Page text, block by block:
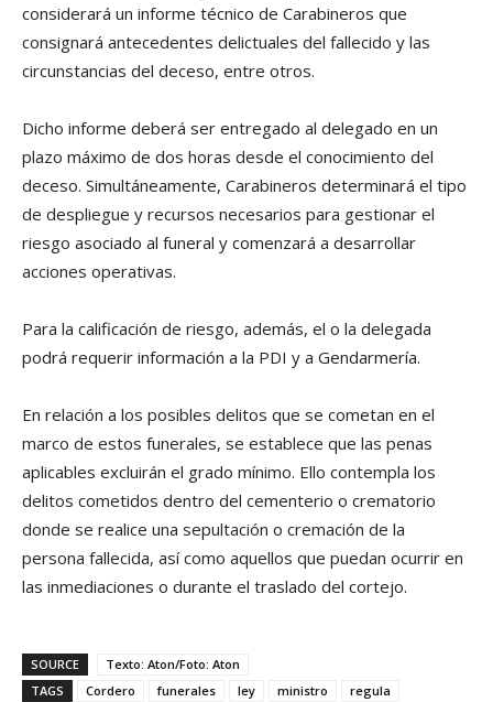
considerará un informe técnico de Carabineros que
consignará antecedentes delictuales del fallecido y las
circunstancias del deceso, entre otros.
Dicho informe deberá ser entregado al delegado en un
plazo máximo de dos horas desde el conocimiento del
deceso. Simultáneamente, Carabineros determinará el tipo
de despliegue y recursos necesarios para gestionar el
riesgo asociado al funeral y comenzará a desarrollar
acciones operativas.
Para la calificación de riesgo, además, el o la delegada
podrá requerir información a la PDI y a Gendarmería.
En relación a los posibles delitos que se cometan en el
marco de estos funerales, se establece que las penas
aplicables excluirán el grado mínimo. Ello contempla los
delitos cometidos dentro del cementerio o crematorio
donde se realice una sepultación o cremación de la
persona fallecida, así como aquellos que puedan ocurrir en
las inmediaciones o durante el traslado del cortejo.
SOURCE
Texto: Aton/Foto: Aton
TAGS
Cordero funerales ley ministro regula